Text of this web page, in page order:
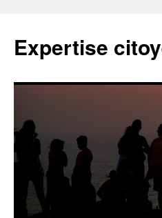
Expertise